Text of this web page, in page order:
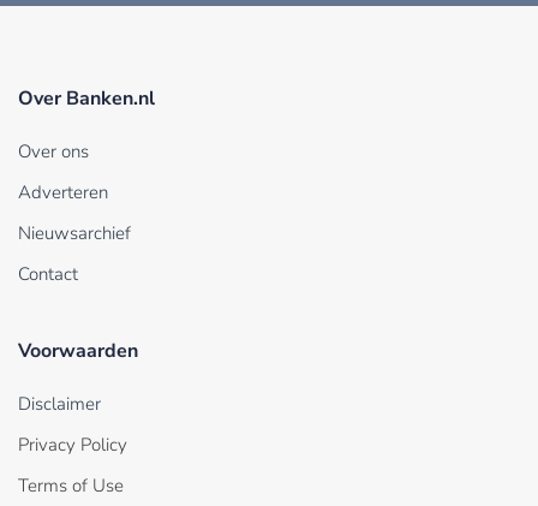
Over Banken.nl
Over ons
Adverteren
Nieuwsarchief
Contact
Voorwaarden
Disclaimer
Privacy Policy
Terms of Use